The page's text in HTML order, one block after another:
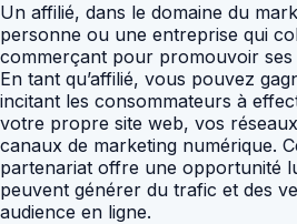
Un affilié, dans le domaine du
personne ou une entreprise qui
commerçant pour promouvoir
En tant qu’affilié, vous pouvez
incitant les consommateurs à
votre propre site web, vos
canaux de marketing numérique.
partenariat offre une opportunité
peuvent générer du trafic et des
audience en ligne.